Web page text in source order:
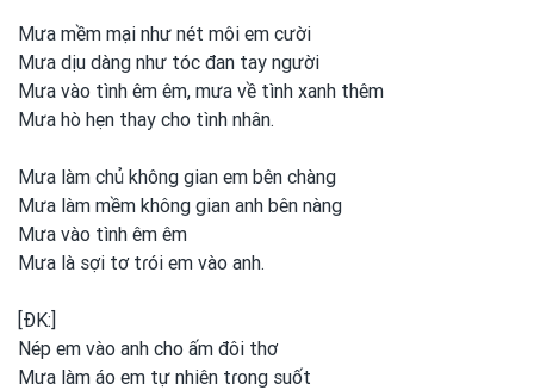
Mưa mềm mại như nét môi em cười
Mưa dịu dàng như tóc đan tay người
Mưa vào tình êm êm, mưa về tình xanh thêm
Mưa hò hẹn thay cho tình nhân.
Mưa làm chủ không gian em bên chàng
Mưa làm mềm không gian anh bên nàng
Mưa vào tình êm êm
Mưa là sợi tơ tɾói em vào anh.
[ĐK:]
Nép em vào anh cho ấm đôi thơ
Mưa làm áo em tự nhiên tɾong suốt